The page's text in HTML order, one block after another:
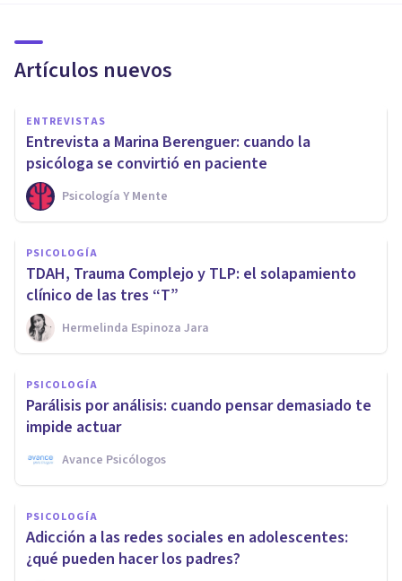
Artículos nuevos
ENTREVISTAS
Entrevista a Marina Berenguer: cuando la
psicóloga se convirtió en paciente
Psicología Y Mente
PSICOLOGÍA
TDAH, Trauma Complejo y TLP: el solapamiento
clínico de las tres “T”
Hermelinda Espinoza Jara
PSICOLOGÍA
Parálisis por análisis: cuando pensar demasiado te
impide actuar
Avance Psicólogos
PSICOLOGÍA
Adicción a las redes sociales en adolescentes:
¿qué pueden hacer los padres?